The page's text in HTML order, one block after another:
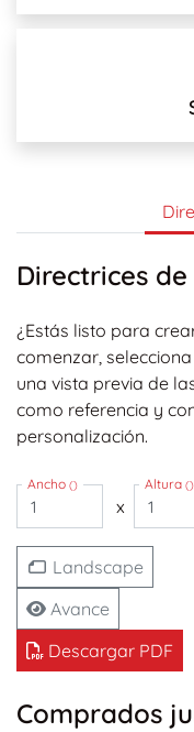
Directrices
¿Estás listo para
comenzar,
una vista previa de
como referencia y
personalización.
Ancho ()
x
Altura ()
Landscape
Avance
Descargar PDF
Comprados